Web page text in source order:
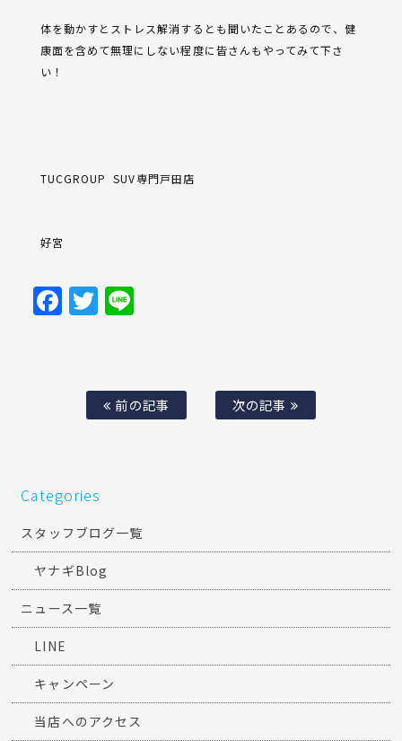
体を動かすとストレス解消するとも聞いたことあるので、健
康面を含めて無理にしない程度に皆さんもやってみて下さ
い！
TUCGROUP SUV専門戸田店
好宮
Facebook
Twitter
前の記事 次の記事
Categories
スタッフブログ一覧
ヤナギBlog
ニュース一覧
LINE
キャンペーン
当店へのアクセス